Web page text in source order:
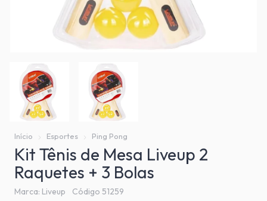
Início Esportes Ping Pong
Kit Tênis de Mesa Liveup 2
Raquetes + 3 Bolas
Marca: Liveup Código 51259